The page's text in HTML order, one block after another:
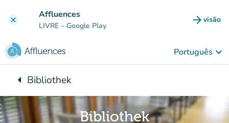
clear Affluences
LIVRE – Google Play arrow_forward visão
(novo
Português keyboard_arrow_down
arrow_leftVoltar para:
Bibliothek
Bibliothek